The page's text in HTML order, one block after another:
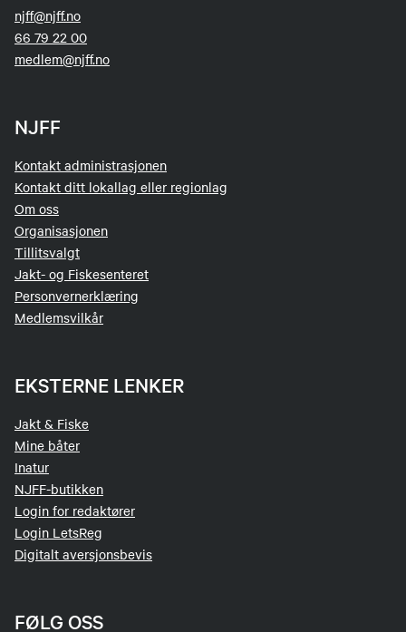
njff@njff.no
66 79 22 00
medlem@njff.no
NJFF
Kontakt administrasjonen
Kontakt ditt lokallag eller regionlag
Om oss
Organisasjonen
Tillitsvalgt
Jakt- og Fiskesenteret
Personvernerklæring
Medlemsvilkår
EKSTERNE LENKER
Jakt & Fiske
Mine båter
Inatur
NJFF-butikken
Login for redaktører
Login LetsReg
Digitalt aversjonsbevis
FØLG OSS